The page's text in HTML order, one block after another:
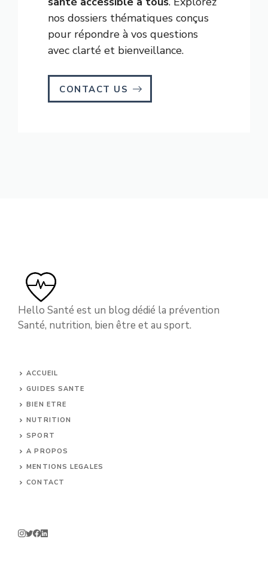
nos dossiers thématiques conçus
pour répondre à vos questions
avec clarté et bienveillance.
CONTACT US
Hello Santé est un blog dédié la prévention
Santé, nutrition, bien être et au sport.
ACCUEIL
GUIDES SANTE
BIEN ETRE
NUTRITION
SPORT
A PROPOS
MENTIONS LEGALES
CONTACT